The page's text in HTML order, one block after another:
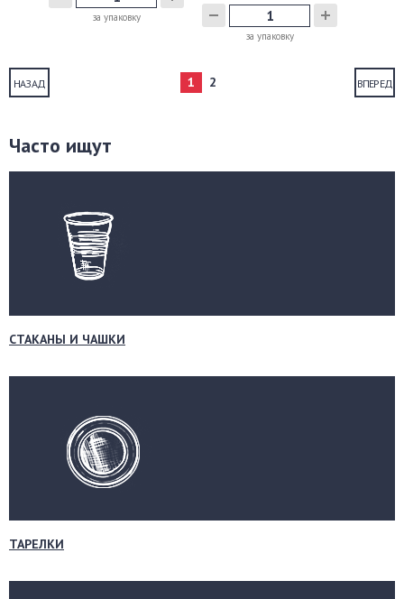
за упаковку
за упаковку
НАЗАД ВПЕРЕД
1 2
Часто ищут
СТАКАНЫ И ЧАШКИ
ТАРЕЛКИ